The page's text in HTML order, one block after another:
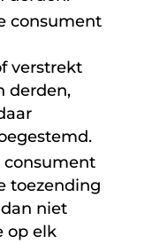
consument
verstrekt
derden,
consument
toezending
niet
op elk